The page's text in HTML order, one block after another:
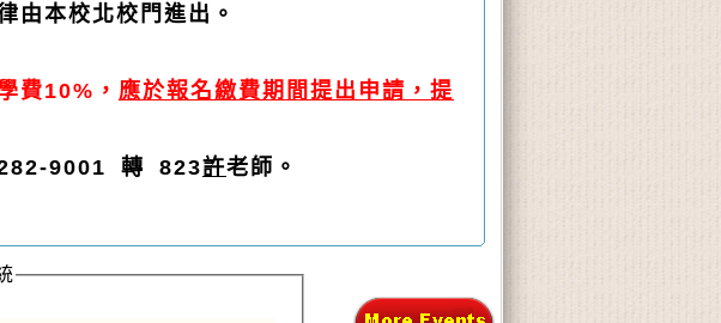
由本校北校門進出。
費10%， 應於報名繳費期間提出申請，提
282-9001 轉 823許老師。